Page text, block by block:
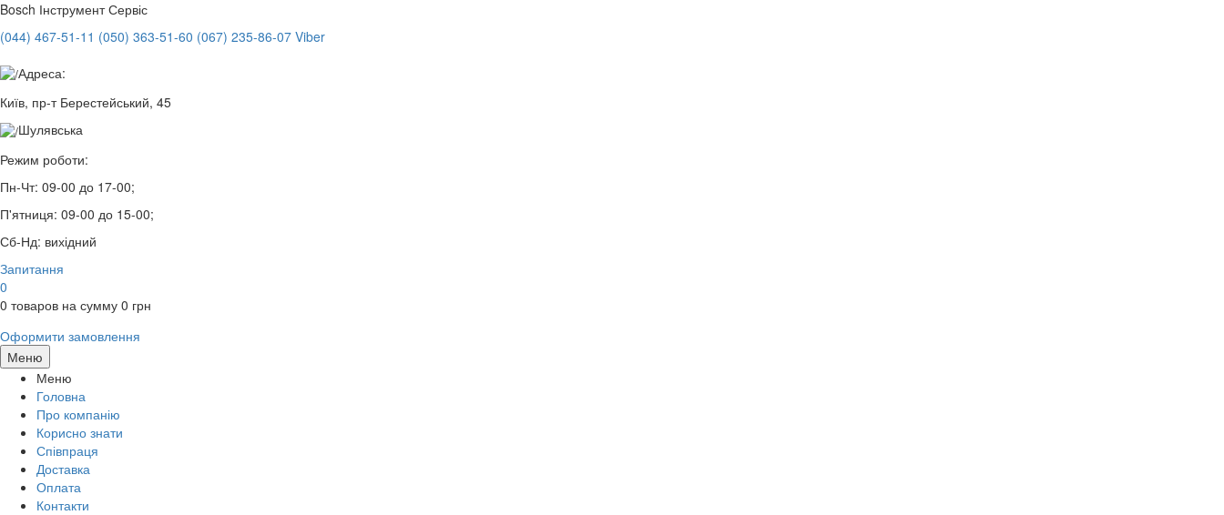
Bosch Інструмент Сервіс
(044) 467-51-11 (050) 363-51-60 (067) 235-86-07 Viber
Адреса:
Київ, пр-т Берестейський, 45
Шулявська
Режим роботи:
Пн-Чт: 09-00 до 17-00;
П'ятниця: 09-00 до 15-00;
Сб-Нд: вихідний
Запитання
0
0 товаров на сумму 0 грн
Оформити замовлення
Меню
Меню
Головна
Про компанію
Корисно знати
Співпраця
Доставка
Оплата
Контакти